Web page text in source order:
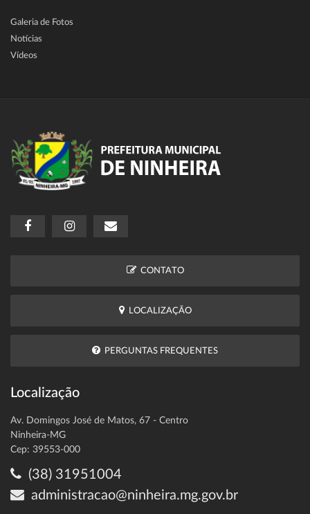
Galeria de Fotos
Notícias
Vídeos
CONTATO
LOCALIZAÇÃO
PERGUNTAS FREQUENTES
Localização
Av. Domingos José de Matos, 67 - Centro
Ninheira-MG
Cep: 39553-000
(38) 31951004
administracao@ninheira.mg.gov.br